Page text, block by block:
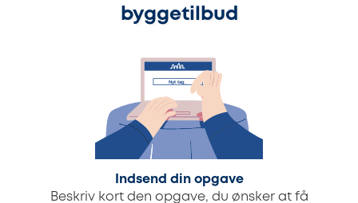
byggetilbud
Indsend din opgave
Beskriv kort den opgave, du ønsker at få